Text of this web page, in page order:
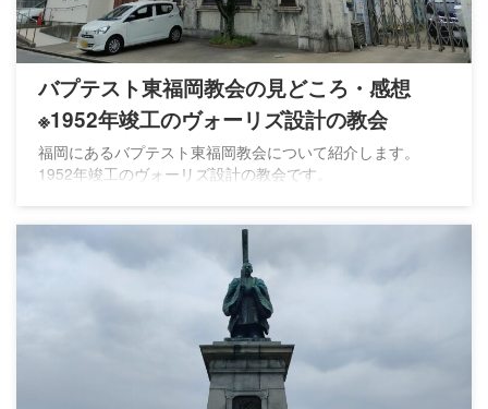
バプテスト東福岡教会の見どころ・感想
※1952年竣工のヴォーリズ設計の教会
福岡にあるバプテスト東福岡教会について紹介します。
1952年竣工のヴォーリズ設計の教会です。